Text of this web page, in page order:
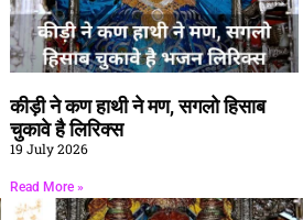
कीड़ी ने कण हाथी ने मण, सगलो हिसाब
चुकावे है लिरिक्स
19 July 2026
Read More »